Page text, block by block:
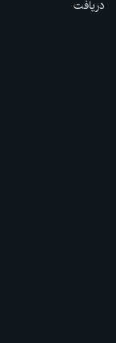
دریافت